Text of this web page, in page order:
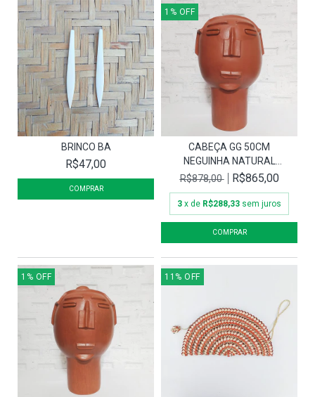
BRINCO BA
R$47,00
1 % OFF
CABEÇA GG 50CM
NEGUINHA NATURAL
HOMEM
R$878,00 R$865,00
3 x de R$288,33 sem juros
1 % OFF 11 % OFF